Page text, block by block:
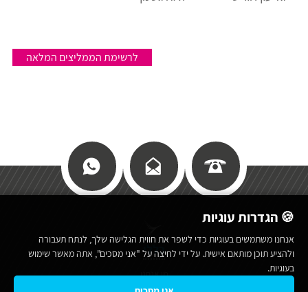
לרשימת הממליצים המלאה
כללי
מי אנחנו
🍪 הגדרות עוגיות
אנחנו משתמשים בעוגיות כדי לשפר את חווית הגלישה שלך, לנתח תעבורה
ולהציע תוכן מותאם אישית. על ידי לחיצה על "אני מסכים", אתה מאשר שימוש
בעוגיות.